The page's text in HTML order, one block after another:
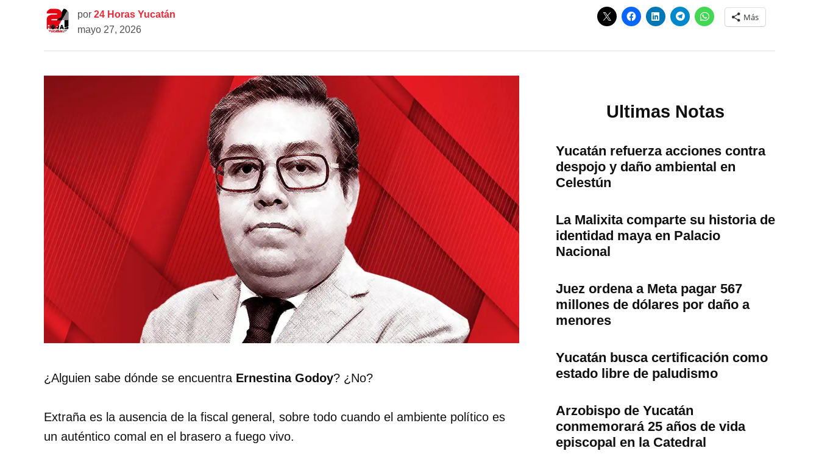
por 24 Horas Yucatán
mayo 27, 2026
Más
¿Alguien sabe dónde se encuentra Ernestina Godoy? ¿No?
Extraña es la ausencia de la fiscal general, sobre todo cuando el ambiente político es
un auténtico comal en el brasero a fuego vivo.
Ultimas Notas
Yucatán refuerza acciones contra
despojo y daño ambiental en
Celestún
La Malixita comparte su historia de
identidad maya en Palacio
Nacional
Juez ordena a Meta pagar 567
millones de dólares por daño a
menores
Yucatán busca certificación como
estado libre de paludismo
Arzobispo de Yucatán
conmemorará 25 años de vida
episcopal en la Catedral